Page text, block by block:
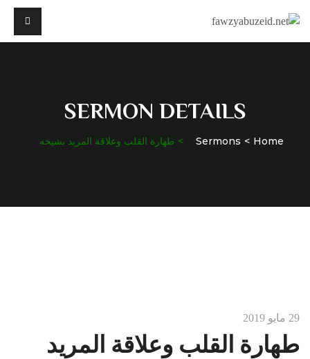
SERMON DETAILS
Home
Sermons طهارة القلب وعلاقة المريد بشيخه
29 مايو 2019
طهارة القلب وعلاقة المريد